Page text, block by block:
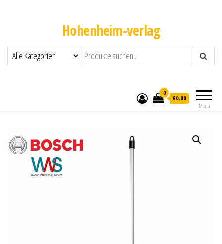
Hohenheim-verlag
Menü
0
€0.00